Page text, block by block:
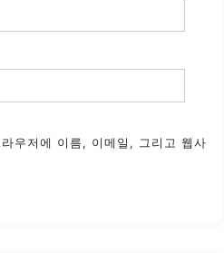
우저에 이름, 이메일, 그리고 웹사